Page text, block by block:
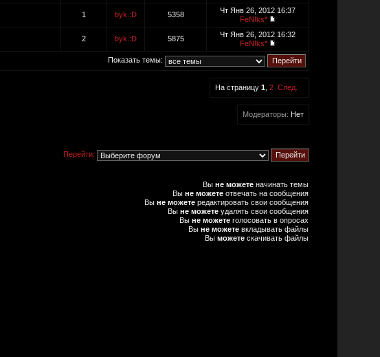
1 byk.:D 5358
Чт Янв 26, 2012 16:37
FeN!ks*
2 byk.:D 5875
Чт Янв 26, 2012 16:32
FeN!ks*
Показать темы:
На страницу 1 2 След.
Модераторы: Нет
Перейти:
Вы не можете начинать темы
Вы не можете отвечать на сообщения
Вы не можете редактировать свои сообщения
Вы не можете удалять свои сообщения
Вы не можете голосовать в опросах
Вы не можете вкладывать файлы
Вы можете скачивать файлы